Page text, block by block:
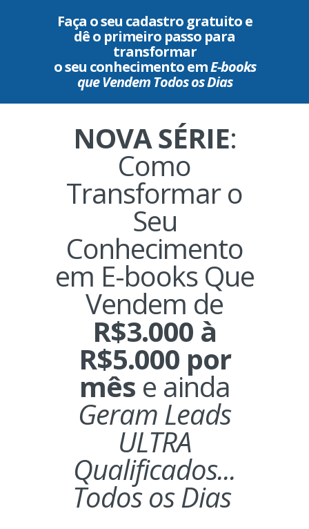
Faça o seu cadastro gratuito e
dê o primeiro passo para
transformar
o seu conhecimento emE-books
que Vendem Todos os Dias
NOVA SÉRIE:
Como
Transformar o
Seu
Conhecimento
em E-books Que
Vendem de
R$3.000 à
R$5.000 por
mês e ainda
Geram Leads
ULTRA
Qualificados...
Todos os Dias